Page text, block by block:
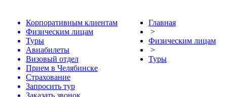
Корпоративным клиентам
Физическим лицам
Туры
Авиабилеты
Визовый отдел
Прием в Челябинске
Страхование
Запросить тур
Заказать звонок
Главная
>
Физическим лицам
>
Туры